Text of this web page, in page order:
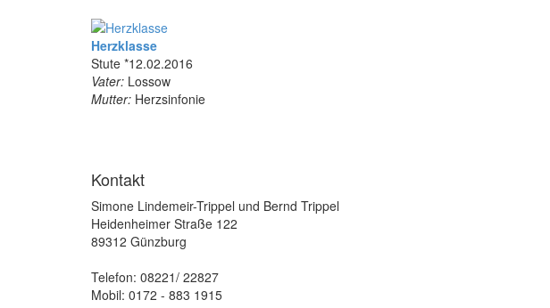
Herzklasse
Stute *12.02.2016
Vater: Lossow
Mutter: Herzsinfonie
Kontakt
Simone Lindemeir-Trippel und Bernd Trippel
Heidenheimer Straße 122
89312 Günzburg
Telefon: 08221/ 22827
Mobil: 0172 - 883 1915